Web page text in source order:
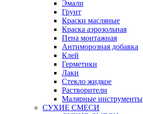
Эмали
Грунт
Краски масляные
Краска аэрозольная
Пена монтажная
Антиморозная добавка
Клей
Герметики
Лаки
Стекло жидкое
Растворители
Малярные инструменты
СУХИЕ СМЕСИ